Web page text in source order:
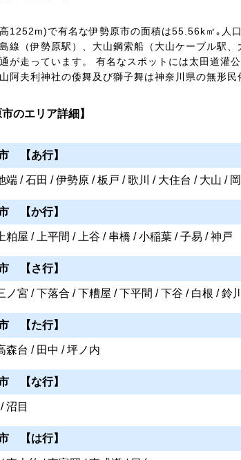
1252m)で有名な伊勢原市の面積は55.56k㎡｡人
線（伊勢原駅）、大山鋼索船（大山ケーブル駅
が走っています。 有名なスポットには太田道灌
阿夫利神社の倭舞及び獅子舞は神奈川県の無形民
市のエリア詳細】
【あ行】
端 / 石田 / 伊勢原 / 板戸 / 歌川 / 大住台 / 大山 /
【か行】
粕屋 / 上平間 / 上谷 / 串橋 / 小稲葉 / 子易 / 神戸
【さ行】
ノ宮 / 下落合 / 下糟屋 / 下平間 / 下谷 / 白根 / 鈴
【た行】
森台 / 田中 / 坪ノ内
【な行】
沼目
【は行】